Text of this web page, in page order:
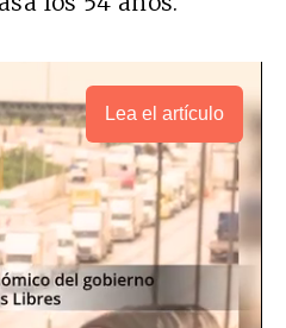
Lea el artículo